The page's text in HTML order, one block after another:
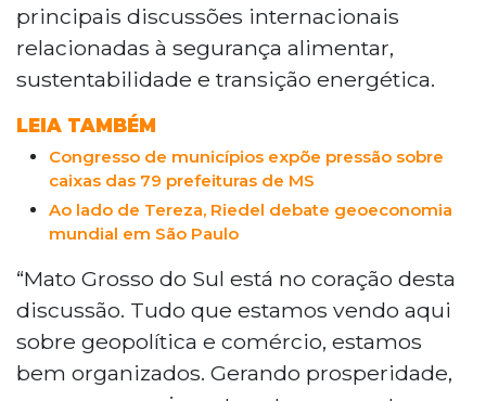
logística para manter a competitividade do
Estado e atrair investimentos. O evento foi
organizado pelo Instituto Diálogos, criado pela
senadora Tereza Cristina.
principais discussões internacionais
relacionadas à segurança alimentar,
sustentabilidade e transição energética.
LEIA TAMBÉM
Congresso de municípios expõe pressão sobre
caixas das 79 prefeituras de MS
Ao lado de Tereza, Riedel debate geoeconomia
mundial em São Paulo
“Mato Grosso do Sul está no coração desta
discussão. Tudo que estamos vendo aqui
sobre geopolítica e comércio, estamos
bem organizados. Gerando prosperidade,